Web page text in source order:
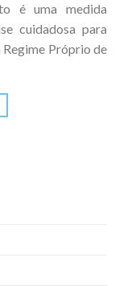
é uma medida
cuidadosa para
Próprio de